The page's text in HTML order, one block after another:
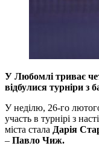
У Любомлі триває
відбулися турніри з
У неділю, 26-го
участь в турнірі з
міста стала Дарія
– Павло Чиж.